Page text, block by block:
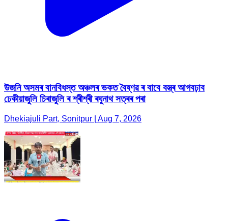
উজনি অসমৰ বানবিধস্ত অঞ্চলৰ ভকত বৈষ্ণৱ ৰ বাবে বস্ত্ৰ আগবঢ়াব
ঢেকীয়াজুলি চিৰাজুলি ৰ শ্ৰীশ্ৰী ৰঘুনাথ সত্ৰৰ পৰা
Dhekiajuli Part, Sonitpur | Aug 7, 2026